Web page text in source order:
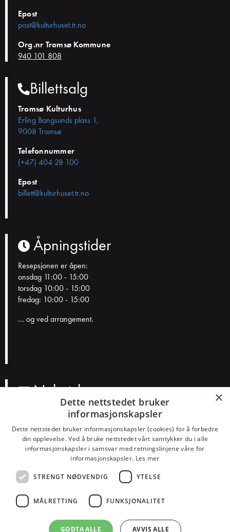
Epost
post@kulturhuset.tr.no
Org.nr Tromsø Kommune
940 101 808
Billettsalg
Tromsø Kulturhus
Erling Bangsunds plass 1,
9008 Tromsø
Telefonnummer
(+47) 404 28 100
Epost
billett@kulturhuset.tr.no
Åpningstider
Resepsjonen er åpen:
onsdag 11:00 - 15:00
torsdag 10:00 - 15:00
fredag: 10:00 - 15:00
... og ved arrangement.
Nyhetsbrev
a
s
t
Smakspreferanser?
Konserter
Teater Humor Barn Dans
×
Dette nettstedet bruker
informasjonskapsler
Dette nettstedet bruker informasjonskapsler (cookies) for å forbedre
din opplevelse. Ved å bruke nettstedet vårt samtykker du i alle
informasjonskapsler i samsvar med retningslinjene våre for
informasjonskapsler. Les mer
STRENGT NØDVENDIG YTELSE
MÅLRETTING FUNKSJONALITET
GODTA ALLE AVVIS ALLE